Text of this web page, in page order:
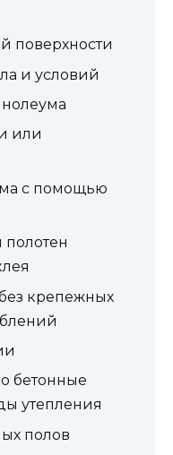
поверхности
и условий
или
с помощью
крепежных
бетонные
утепления
полов